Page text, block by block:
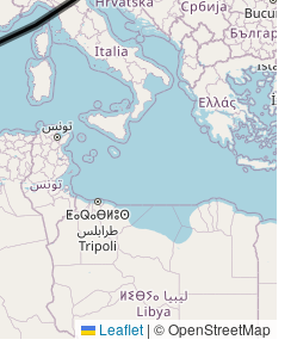
Leaflet | © OpenStreetMap